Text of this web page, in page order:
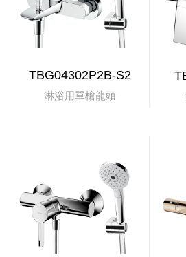
TBG04302P2B-S2
淋浴用單槍龍頭